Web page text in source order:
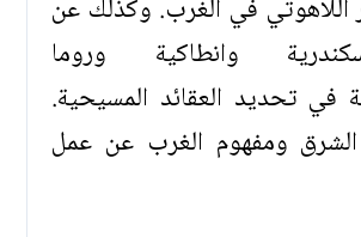
اللاهوتي في الغرب. وكذلك عن
وانطاكية وروما
في تحديد العقائد المسيحية.
ومفهوم الغرب عن عمل